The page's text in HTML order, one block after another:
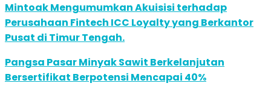
Mintoak Mengumumkan Akuisisi terhadap
Perusahaan Fintech ICC Loyalty yang Berkantor
Pusat di Timur Tengah.
Pangsa Pasar Minyak Sawit Berkelanjutan
Bersertifikat Berpotensi Mencapai 40%